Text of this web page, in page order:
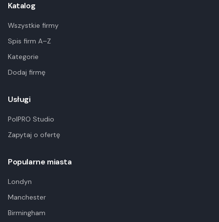
Katalog
Wszystkie firmy
Spis firm A–Z
Kategorie
Dodaj firmę
Usługi
PolPRO Studio
Zapytaj o ofertę
Popularne miasta
Londyn
Manchester
Birmingham